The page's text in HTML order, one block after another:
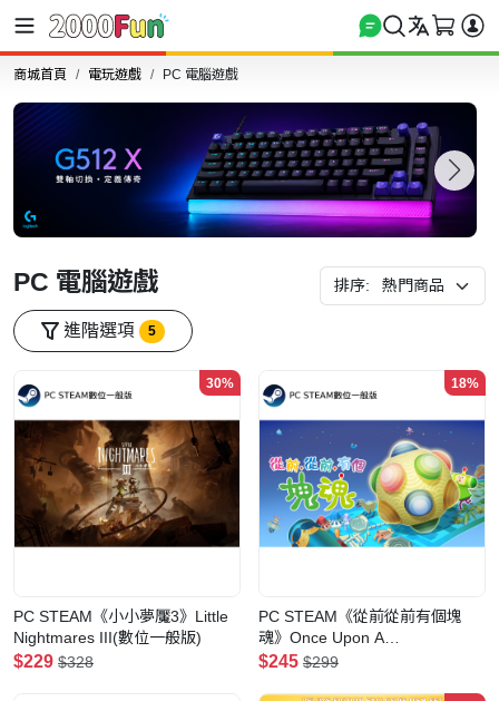
商城首頁 電玩遊戲 PC 電腦遊戲
PC 電腦遊戲 排序:
進階選項 5
30%
PC STEAM《小小夢魘3》Little
Nightmares III(數位一般版)
$229 $328
18%
PC STEAM《從前從前有個塊
魂》Once Upon A
KATAMARI(數位一般版)
$245 $299